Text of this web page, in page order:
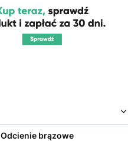
Odcienie brązowe